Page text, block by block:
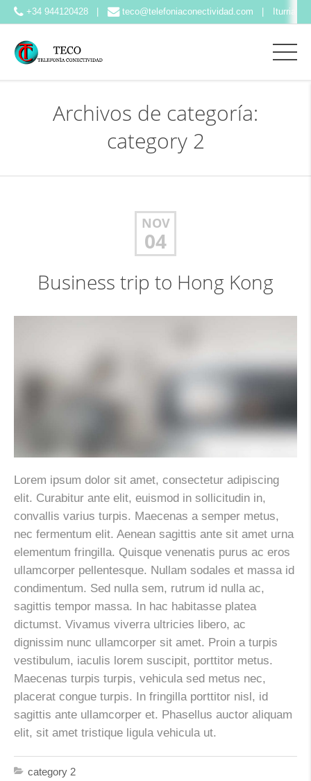
+34 944120428 teco@telefoniaconectividad.com
Archivos de categoría:
category 2
NOV
04
Business trip to Hong Kong
Lorem ipsum dolor sit amet, consectetur adipiscing
elit. Curabitur ante elit, euismod in sollicitudin in,
convallis varius turpis. Maecenas a semper metus,
nec fermentum elit. Aenean sagittis ante sit amet urna
elementum fringilla. Quisque venenatis purus ac eros
ullamcorper pellentesque. Nullam sodales et massa id
condimentum. Sed nulla sem, rutrum id nulla ac,
sagittis tempor massa. In hac habitasse platea
dictumst. Vivamus viverra ultricies libero, ac
dignissim nunc ullamcorper sit amet. Proin a turpis
vestibulum, iaculis lorem suscipit, porttitor metus.
Maecenas turpis turpis, vehicula sed metus nec,
placerat congue turpis. In fringilla porttitor nisl, id
sagittis ante ullamcorper et. Phasellus auctor aliquam
elit, sit amet tristique ligula vehicula ut.
category 2